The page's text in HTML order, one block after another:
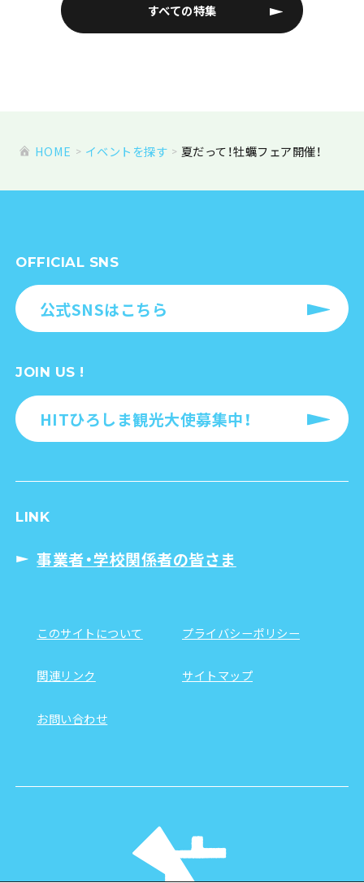
すべての特集
HOME イベントを探す 夏だって！牡蠣フェア開催！
OFFICIAL SNS
公式SNSはこちら
JOIN US !
HITひろしま観光大使募集中！
LINK
事業者・学校関係者の皆さま
このサイトについて プライバシーポリシー
関連リンク サイトマップ
お問い合わせ